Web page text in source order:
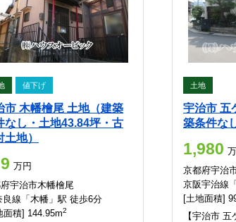
値下げ
市 木幡檜尾 土地（建築
なし・土地43.84坪・古
土地）
万円
宇治市木幡檜尾
良線「木幡」駅 徒歩6分
面積] 144.95m2
土地
宇治市 五
築条件な
1,980
京都府宇治
京阪宇治線
[土地面積]
【宇治市